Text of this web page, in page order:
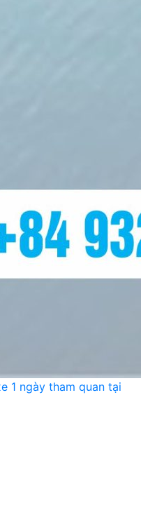
1 ngày tham quan tại